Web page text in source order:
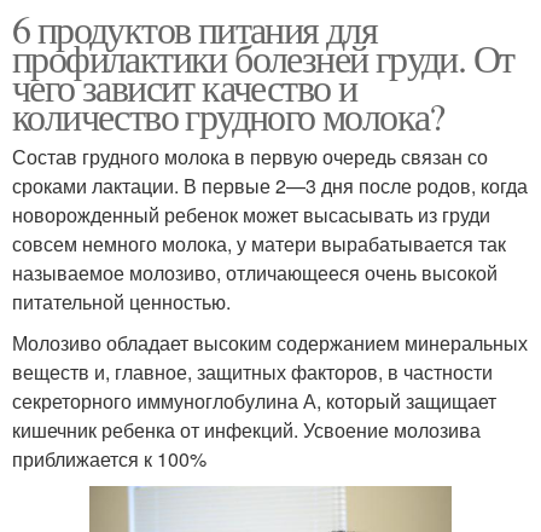
6 продуктов питания для
профилактики болезней груди. От
чего зависит качество и
количество грудного молока?
Состав грудного молока в первую очередь связан со
срока­ми лактации. В первые 2—3 дня после родов, когда
новорож­денный ребенок может высасывать из груди
совсем немного молока, у матери вырабатывается так
называемое молозиво, отличающееся очень высокой
питательной ценностью.
Моло­зиво обладает высоким содержанием минеральных
веществ и, главное, защитных факторов, в частности
секреторного иммуноглобулина А, который защищает
кишечник ребенка от инфекций. Усвоение молозива
приближается к 100%